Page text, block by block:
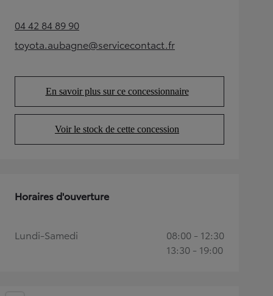
04 42 84 89 90(Opens in new tab)
toyota.aubagne@servicecontact.fr
(Opens in new tab)
En savoir plus sur ce concessionnaire
(Opens in new tab)
Voir le stock de cette concession
(Opens in new tab)
Horaires d'ouverture
Lundi-Samedi
08:00 - 12:30
13:30 - 19:00